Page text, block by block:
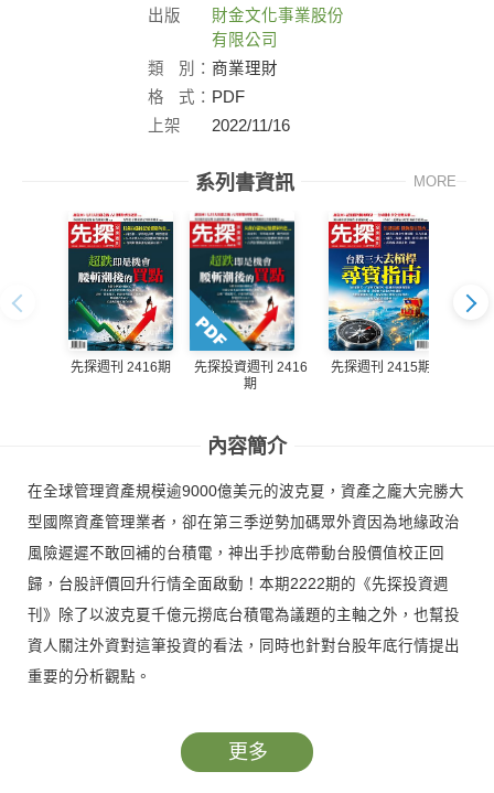
出版
財金文化事業股份
有限公司
類
別： 商業理財
格
式： PDF
上架
2022/11/16
系列書資訊 MORE
先探週刊 2416期
先探投資週刊 2416
期
先探週刊 2415期
內容簡介
在全球管理資產規模逾9000億美元的波克夏，資產之龐大完勝大
型國際資產管理業者，卻在第三季逆勢加碼眾外資因為地緣政治
風險遲遲不敢回補的台積電，神出手抄底帶動台股價值校正回
歸，台股評價回升行情全面啟動！本期2222期的《先探投資週
刊》除了以波克夏千億元撈底台積電為議題的主軸之外，也幫投
資人關注外資對這筆投資的看法，同時也針對台股年底行情提出
重要的分析觀點。
更多